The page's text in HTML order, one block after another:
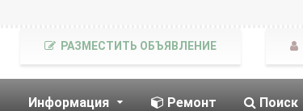
Информация Ремонт Поиск
РАЗМЕСТИТЬ ОБЪЯВЛЕНИЕ